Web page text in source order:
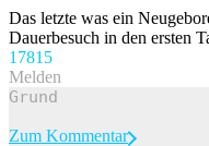
Das letzte was ein
Dauerbesuch in den ersten
17815
Melden
Zum Kommentar